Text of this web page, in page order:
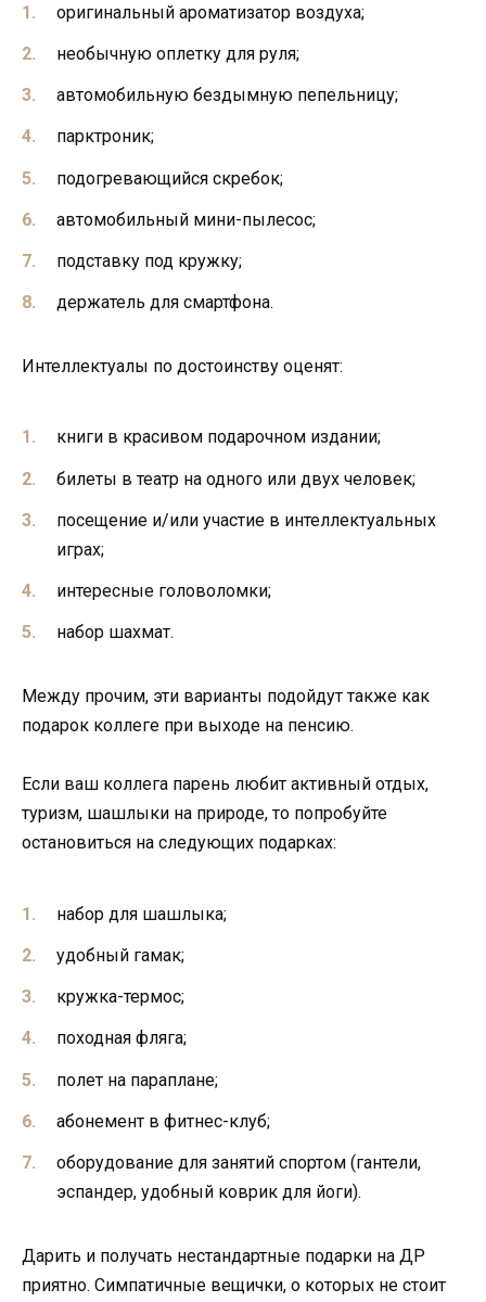
оригинальный ароматизатор воздуха;
необычную оплетку для руля;
автомобильную бездымную пепельницу;
парктроник;
подогревающийся скребок;
автомобильный мини-пылесос;
подставку под кружку;
держатель для смартфона.
Интеллектуалы по достоинству оценят:
книги в красивом подарочном издании;
билеты в театр на одного или двух человек;
посещение и/или участие в интеллектуальных
играх;
интересные головоломки;
набор шахмат.
Между прочим, эти варианты подойдут также как
подарок коллеге при выходе на пенсию.
Если ваш коллега парень любит активный отдых,
туризм, шашлыки на природе, то попробуйте
остановиться на следующих подарках:
набор для шашлыка;
удобный гамак;
кружка-термос;
походная фляга;
полет на параплане;
абонемент в фитнес-клуб;
оборудование для занятий спортом (гантели,
эспандер, удобный коврик для йоги).
Дарить и получать нестандартные подарки на ДР
приятно. Симпатичные вещички, о которых не стоит